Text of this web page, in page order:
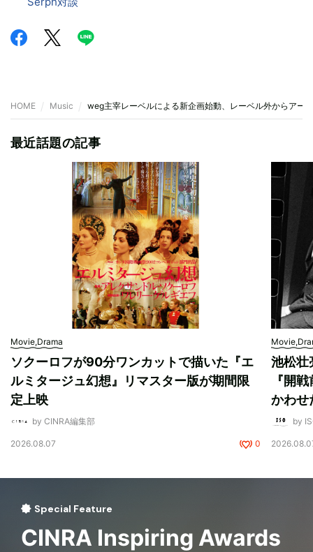
HOME Music weg主宰レーベルによる新企画始動、レーベル外からアー
最近話題の記事
Movie,Drama
ソクーロフが90分ワンカットで描いた『エ
ルミタージュ幻想』リマスター版が期間限
定上映
by CINRA編集部
2026.08.07 0
池松壮
『開
かわせ
by
Special Feature
CINRA Inspiring Awards